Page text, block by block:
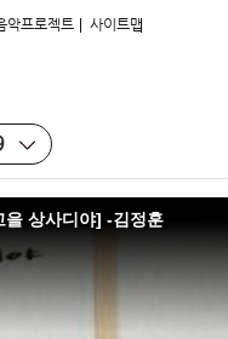
악프로젝트 | 사이트맵
상사디야] -김정훈